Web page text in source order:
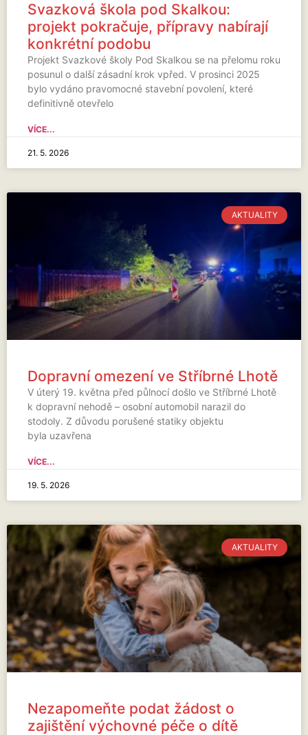
Svazková škola pod Skalkou:
projekt pokračuje, přípravy nabírají
konkrétní podobu
Projekt Svazkové školy Pod Skalkou se na přelomu roku
posunul o další zásadní krok vpřed. V prosinci 2025
bylo vydáno pravomocné stavební povolení, které
definitivně otevřelo
VÍCE...
21. 5. 2026
AKTUALITY
Dopravní omezení ve Stříbrné Lhotě
V úterý 19. května před půlnocí došlo ve Stříbrné Lhotě
k dopravní nehodě – osobní automobil narazil do
stodoly. Z důvodu porušené statiky objektu
byla uzavřena
VÍCE...
19. 5. 2026
AKTUALITY
Nezapomeňte podat žádost o
zajištění výchovné péče o dítě